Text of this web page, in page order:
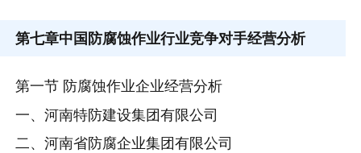
第七章中国防腐蚀作业行业竞争对手经营分析
第一节 防腐蚀作业企业经营分析
一、河南特防建设集团有限公司
二、河南省防腐企业集团有限公司